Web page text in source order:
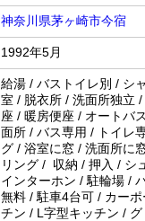
神奈川県茅ヶ崎市今宿
1992年5月
給湯 / バストイレ別 / シ
室 / 脱衣所 / 洗面所独立
座 / 暖房便座 / オートバ
面所 / バス専用 / トイレ
グ / 浴室に窓 / 洗面所に
リング / 収納 / 押入 / シ
インターホン / 駐輪場 /
無料 / 駐車4台可 / カー
チン / L字型キッチン /